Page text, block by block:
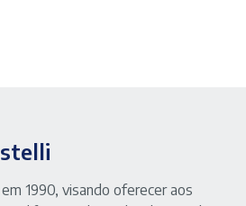
1990, visando oferecer aos